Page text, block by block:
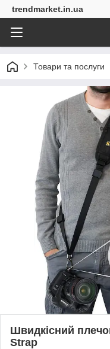
trendmarket.in.ua
Товари та послуги
Швидкісний
Strap